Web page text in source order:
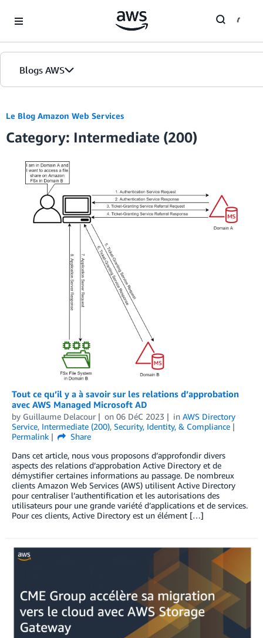
Blogs AWS
Accueil
Éditions
Le Blog Amazon Web Services
Category: Intermediate (200)
Tout ce qu’il y a à savoir sur les relations d’approbation
avec AWS Managed Microsoft AD
by Guillaume Delacour on 06 DéC 2023 in AWS Directory
Service, Intermediate (200), Security, Identity, & Compliance
Permalink
Share
Dans cet article, nous vous proposons d’approfondir divers
aspects des relations d’approbation Active Directory et de
démystifier certaines informations au passage. De nombreux
clients Amazon Web Services (AWS) utilisent Active Directory
pour centraliser l’authentification et les autorisations des
utilisateurs pour une grande variété d’applications et de services.
Pour ces clients, Active Directory est un élément […]